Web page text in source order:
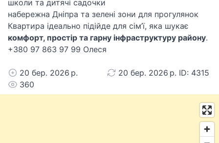
школи та дитячі садочки
набережна Дніпра та зелені зони для прогулянок
Квартира ідеально підійде для сім’ї, яка шукає
комфорт, простір та гарну інфраструктуру району.
+380 97 863 97 99 Олеся
20 бер. 2026 р.
20 бер. 2026 р. ID: 4315
360